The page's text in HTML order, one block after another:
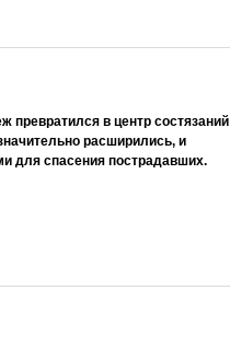
превратился в центр состязаний
расширились, и
для спасения пострадавших.